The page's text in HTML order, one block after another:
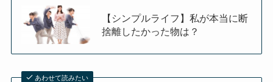
【シンプルライフ】私が本当に断
捨離したかった物は？
あわせて読みたい